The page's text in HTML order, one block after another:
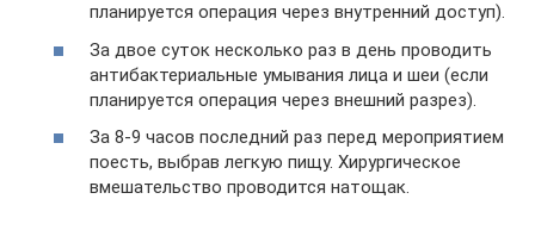
планируется операция через внутренний доступ).
За двое суток несколько раз в день проводить
антибактериальные умывания лица и шеи (если
планируется операция через внешний разрез).
За 8-9 часов последний раз перед мероприятием
поесть, выбрав легкую пищу. Хирургическое
вмешательство проводится натощак.